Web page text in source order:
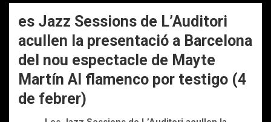
es Jazz Sessions de L’Auditori
acullen la presentació a Barcelona
del nou espectacle de Mayte
Martín Al flamenco por testigo (4
de febrer)